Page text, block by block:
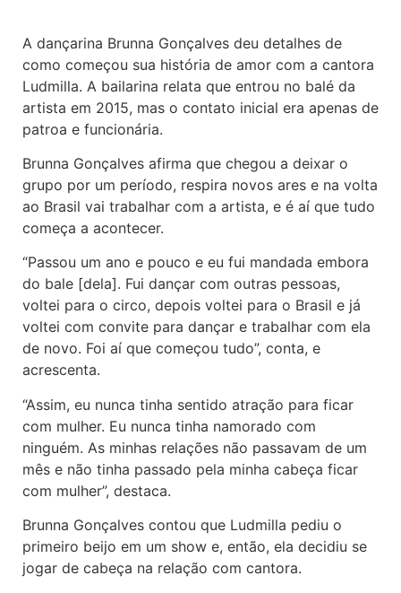
A dançarina Brunna Gonçalves deu detalhes de
como começou sua história de amor com a cantora
Ludmilla. A bailarina relata que entrou no balé da
artista em 2015, mas o contato inicial era apenas de
patroa e funcionária.
Brunna Gonçalves afirma que chegou a deixar o
grupo por um período, respira novos ares e na volta
ao Brasil vai trabalhar com a artista, e é aí que tudo
começa a acontecer.
“Passou um ano e pouco e eu fui mandada embora
do bale [dela]. Fui dançar com outras pessoas,
voltei para o circo, depois voltei para o Brasil e já
voltei com convite para dançar e trabalhar com ela
de novo. Foi aí que começou tudo”, conta, e
acrescenta.
“Assim, eu nunca tinha sentido atração para ficar
com mulher. Eu nunca tinha namorado com
ninguém. As minhas relações não passavam de um
mês e não tinha passado pela minha cabeça ficar
com mulher”, destaca.
Brunna Gonçalves contou que Ludmilla pediu o
primeiro beijo em um show e, então, ela decidiu se
jogar de cabeça na relação com cantora.